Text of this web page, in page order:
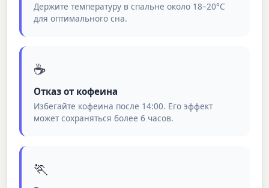
Держите температуру в спальне около 18–20°C
для оптимального сна.
☕
Отказ от кофеина
Избегайте кофеина после 14:00. Его эффект
может сохраняться более 6 часов.
🏃